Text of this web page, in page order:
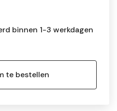
binnen 1-3 werkdagen
te bestellen